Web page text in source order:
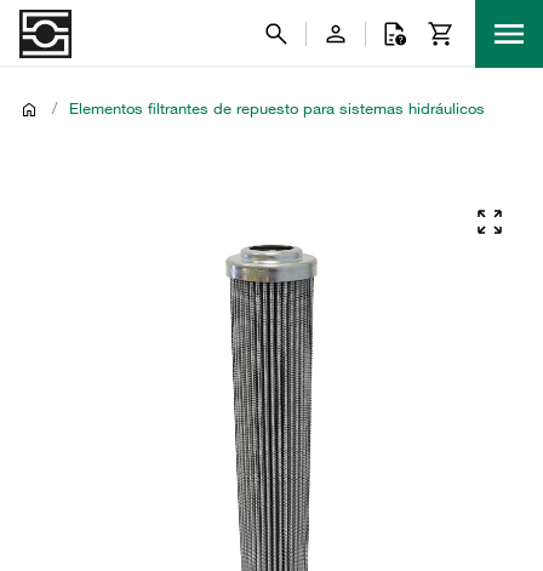
/ Elementos filtrantes de repuesto para sistemas hidráulicos